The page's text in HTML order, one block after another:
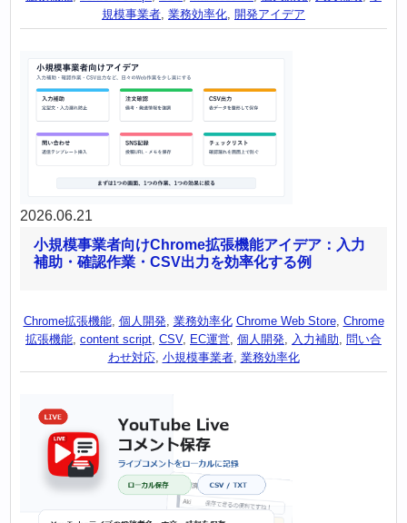
規模事業者, 業務効率化, 開発アイデア
2026.06.21
小規模事業者向けChrome拡張機能アイデア：入力
補助・確認作業・CSV出力を効率化する例
Chrome拡張機能, 個人開発, 業務効率化 Chrome Web Store, Chrome
拡張機能 content script CSV, EC運営 個人開発 入力補助
問い合
わせ対応, 小規模事業者, 業務効率化